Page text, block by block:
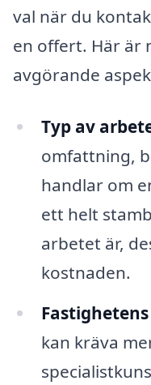
val när du
en offert. Här är
avgörande
Typ av
omfattning,
handlar om
ett helt
arbetet är,
kostnaden.
kan kräva